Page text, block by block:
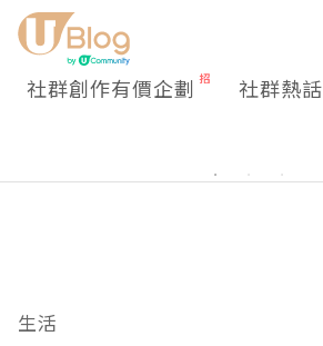
社群創作有價企劃 社群熱話
生活